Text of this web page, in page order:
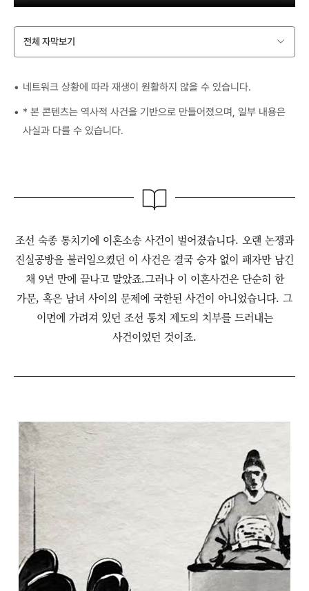
전체 자막보기
네트워크 상황에 따라 재생이 원활하지 않을 수 있습니다.
* 본 콘텐츠는 역사적 사건을 기반으로 만들어졌으며, 일부 내용은
사실과 다를 수 있습니다.
조선 숙종 통치기에 이혼소송 사건이 벌어졌습니다. 오랜 논쟁과
진실공방을 불러일으켰던 이 사건은 결국 승자 없이 패자만 남긴
채 9년 만에 끝나고 말았죠.그러나 이 이혼사건은 단순히 한
가문, 혹은 남녀 사이의 문제에 국한된 사건이 아니었습니다. 그
이면에 가려져 있던 조선 통치 제도의 치부를 드러내는
사건이었던 것이죠.